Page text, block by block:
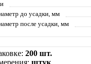
до усадки, мм
после усадки, мм
200 шт.
штук